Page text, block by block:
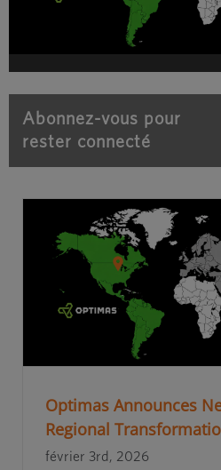
Abonnez-vous pour
rester connecté
Optimas Announces
Regional
février 3rd, 2026